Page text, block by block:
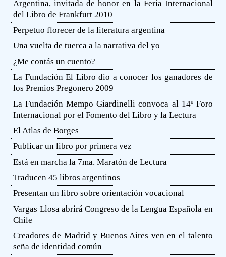
Argentina, invitada de honor en la Feria Internacional
del Libro de Frankfurt 2010
Perpetuo florecer de la literatura argentina
Una vuelta de tuerca a la narrativa del yo
¿Me contás un cuento?
La Fundación El Libro dio a conocer los ganadores de
los Premios Pregonero 2009
La Fundación Mempo Giardinelli convoca al 14º Foro
Internacional por el Fomento del Libro y la Lectura
El Atlas de Borges
Publicar un libro por primera vez
Está en marcha la 7ma. Maratón de Lectura
Traducen 45 libros argentinos
Presentan un libro sobre orientación vocacional
Vargas Llosa abrirá Congreso de la Lengua Española en
Chile
Creadores de Madrid y Buenos Aires ven en el talento
seña de identidad común